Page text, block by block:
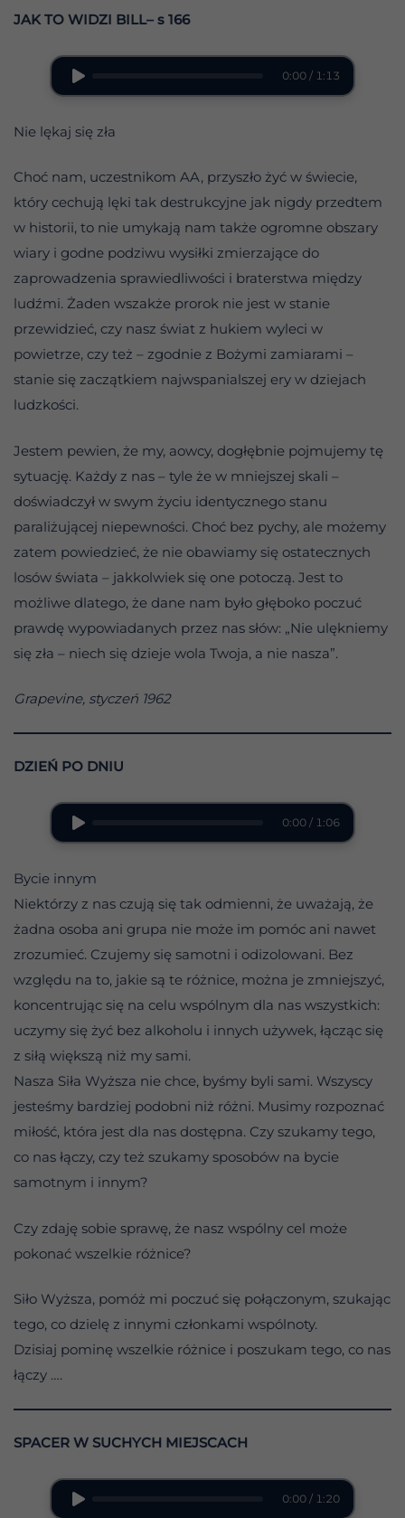
JAK TO WIDZI BILL– s 166
0:00 / 1:13
Nie lękaj się zła
Choć nam, uczestnikom AA, przyszło żyć w świecie,
który cechują lęki tak destrukcyjne jak nigdy przedtem
w historii, to nie umykają nam także ogromne obszary
wiary i godne podziwu wysiłki zmierzające do
zaprowadzenia sprawiedliwości i braterstwa między
ludźmi. Żaden wszakże prorok nie jest w stanie
przewidzieć, czy nasz świat z hukiem wyleci w
powietrze, czy też – zgodnie z Bożymi zamiarami –
stanie się zaczątkiem najwspanialszej ery w dziejach
ludzkości.
Jestem pewien, że my, aowcy, dogłębnie pojmujemy tę
sytuację. Każdy z nas – tyle że w mniejszej skali –
doświadczył w swym życiu identycznego stanu
paraliżującej niepewności. Choć bez pychy, ale możemy
zatem powiedzieć, że nie obawiamy się ostatecznych
losów świata – jakkolwiek się one potoczą. Jest to
możliwe dlatego, że dane nam było głęboko poczuć
prawdę wypowiadanych przez nas słów: „Nie ulękniemy
się zła – niech się dzieje wola Twoja, a nie nasza”.
Grapevine, styczeń 1962
DZIEŃ PO DNIU
0:00 / 1:06
Bycie innym
Niektórzy z nas czują się tak odmienni, że uważają, że
żadna osoba ani grupa nie może im pomóc ani nawet
zrozumieć. Czujemy się samotni i odizolowani. Bez
względu na to, jakie są te różnice, można je zmniejszyć,
koncentrując się na celu wspólnym dla nas wszystkich:
uczymy się żyć bez alkoholu i innych używek, łącząc się
z siłą większą niż my sami.
Nasza Siła Wyższa nie chce, byśmy byli sami. Wszyscy
jesteśmy bardziej podobni niż różni. Musimy rozpoznać
miłość, która jest dla nas dostępna. Czy szukamy tego,
co nas łączy, czy też szukamy sposobów na bycie
samotnym i innym?
Czy zdaję sobie sprawę, że nasz wspólny cel może
pokonać wszelkie różnice?
Siło Wyższa, pomóż mi poczuć się połączonym, szukając
tego, co dzielę z innymi członkami wspólnoty.
Dzisiaj pominę wszelkie różnice i poszukam tego, co nas
łączy ….
SPACER W SUCHYCH MIEJSCACH
0:00 / 1:20